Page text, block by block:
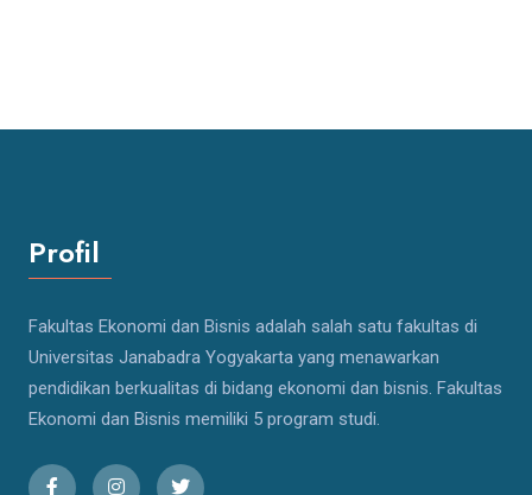
Profil
Fakultas Ekonomi dan Bisnis adalah salah satu fakultas di
Universitas Janabadra Yogyakarta yang menawarkan
pendidikan berkualitas di bidang ekonomi dan bisnis. Fakultas
Ekonomi dan Bisnis memiliki 5 program studi.